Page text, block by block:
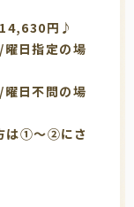
円♪
日指定の場
日不問の場
は①～➁にさ
】